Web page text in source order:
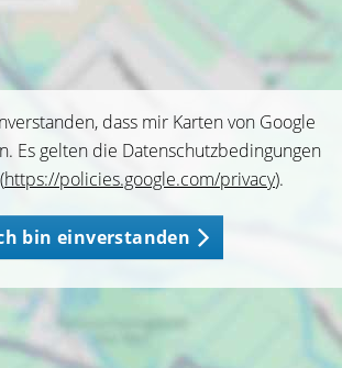
dass mir Karten von Google
Es gelten die Datenschutzbedingungen
https://policies.google.com/privacy).
bin einverstanden